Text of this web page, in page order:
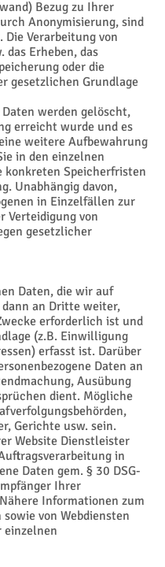
Bezug zu Ihrer
Anonymisierung, sind
Die Verarbeitung von
das Erheben, das
oder die
gesetzlichen Grundlage
werden gelöscht,
erreicht wurde und es
weitere Aufbewahrung
in den einzelnen
konkreten Speicherfristen
Unabhängig davon,
in Einzelfällen zur
Verteidigung von
gesetzlicher
Daten, die wir auf
an Dritte weiter,
erforderlich ist und
(z.B. Einwilligung
erfasst ist. Darüber
Daten an
Ausübung
dient. Mögliche
Gerichte usw. sein.
Website Dienstleister
in
Daten gem. § 30 DSG-
Ihrer
Informationen zum
von Webdiensten
einzelnen